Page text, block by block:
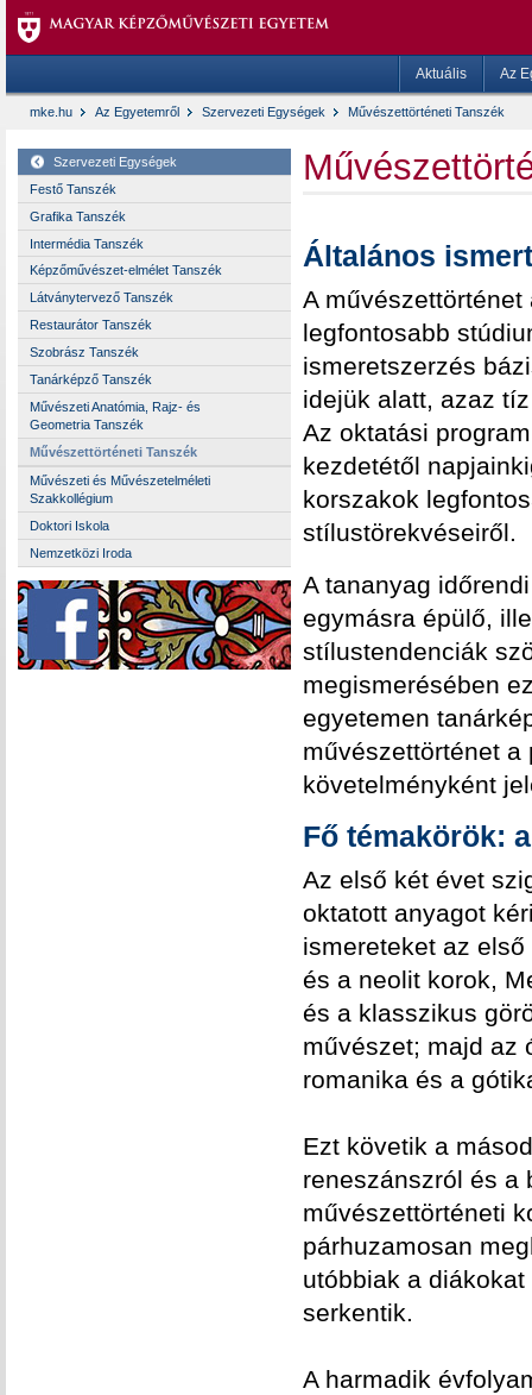
Aktuális Az
mke.hu Az Egyetemről Szervezeti Egységek Művészettörténeti Tanszék
Szervezeti Egységek
Festő Tanszék
Grafika Tanszék
Intermédia Tanszék
Képzőművészet-elmélet Tanszék
Látványtervező Tanszék
Restaurátor Tanszék
Szobrász Tanszék
Tanárképző Tanszék
Művészeti Anatómia, Rajz- és
Geometria Tanszék
Művészettörténeti Tanszék
Művészeti és Művészetelméleti
Szakkollégium
Doktori Iskola
Nemzetközi Iroda
Általános
A
legfontosabb
ismeretszerzés
idejük alatt, azaz
Az oktatási
kezdetétől
korszakok
stílustörekvéseiről.
A tananyag
egymásra épülő,
stílustendenciák
megismerésében
egyetemen
művészettörténet
követelményként
Fő témakörök:
Az első két évet
oktatott anyagot
ismereteket az
és a neolit korok,
és a klasszikus
művészet; majd az
romanika és a
Ezt követik a
reneszánszról és a
művészettörténeti
párhuzamosan
utóbbiak a
serkentik.
A harmadik